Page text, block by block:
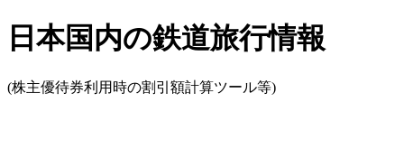
日本国内の鉄道旅行情報
(株主優待券利用時の割引額計算ツール等)